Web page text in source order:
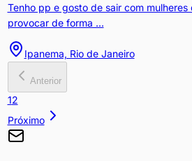
Tenho pp e gosto de sair com
provocar de forma ...
Ipanema, Rio de Janeiro
Anterior
12
Próximo